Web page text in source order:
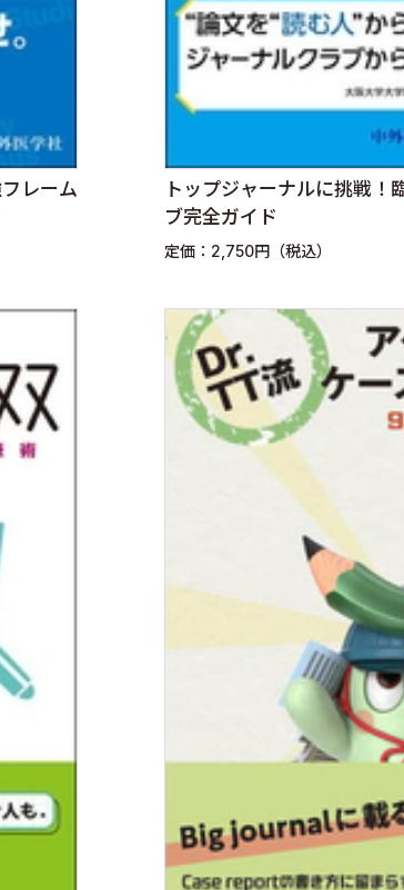
レーム
トップジャーナルに挑戦！
ブ完全ガイド
定価：2,750円（税込）